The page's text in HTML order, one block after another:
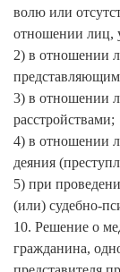
волю или
отношении лиц,
2) в отношении
3) в отношении
расстройствами;
4) в отношении
деяния
5) при
(или) судебно-
10. Решение о
гражданина,